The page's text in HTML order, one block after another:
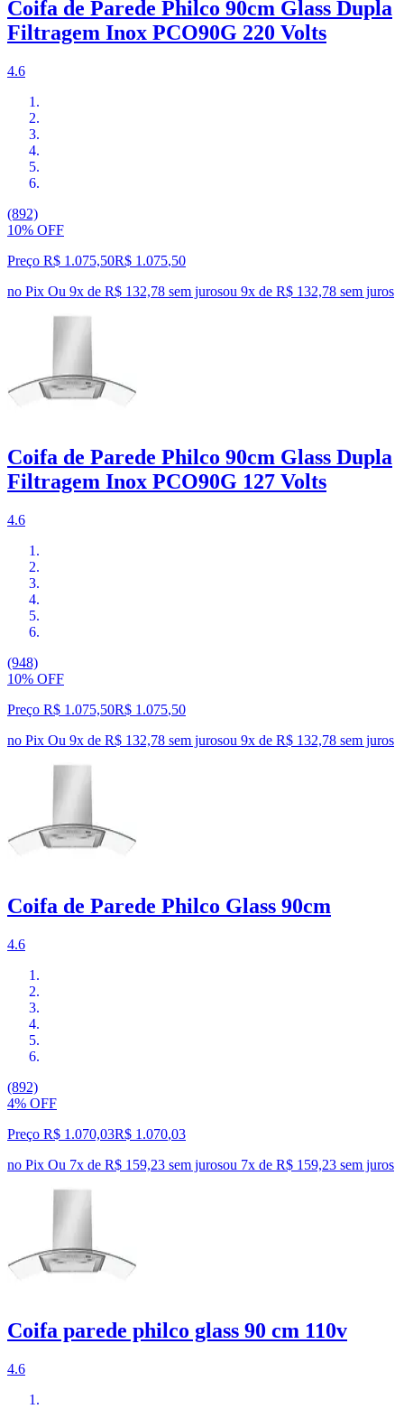
Coifa de Parede Philco 90cm Glass Dupla
Filtragem Inox PCO90G 220 Volts
4.6
(892)
10% OFF
Preço R$ 1.075,50R$ 1.075,50
no Pix Ou 9x de R$ 132,78 sem jurosou 9x de R$ 132,78 sem juros
Coifa de Parede Philco 90cm Glass Dupla
Filtragem Inox PCO90G 127 Volts
4.6
(948)
10% OFF
Preço R$ 1.075,50R$ 1.075,50
no Pix Ou 9x de R$ 132,78 sem jurosou 9x de R$ 132,78 sem juros
Coifa de Parede Philco Glass 90cm
4.6
(892)
4% OFF
Preço R$ 1.070,03R$ 1.070,03
no Pix Ou 7x de R$ 159,23 sem jurosou 7x de R$ 159,23 sem juros
Coifa parede philco glass 90 cm 110v
4.6